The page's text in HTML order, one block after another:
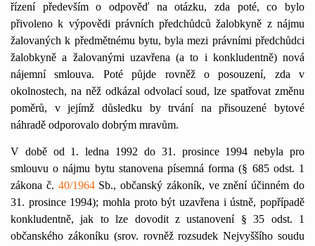
řízení především o odpověď na otázku, zda poté, co bylo
přivoleno k výpovědi právních předchůdců žalobkyně z nájmu
žalovaných k předmětnému bytu, byla mezi právními předchůdci
žalobkyně a žalovanými uzavřena (a to i konkludentně) nová
nájemní smlouva. Poté půjde rovněž o posouzení, zda v
okolnostech, na něž odkázal odvolací soud, lze spatřovat změnu
poměrů, v jejímž důsledku by trvání na přisouzené bytové
náhradě odporovalo dobrým mravům.
V době od 1. ledna 1992 do 31. prosince 1994 nebyla pro
smlouvu o nájmu bytu stanovena písemná forma (§ 685 odst. 1
zákona č. 40/1964Sb., občanský zákoník, ve znění účinném do
31. prosince 1994); mohla proto být uzavřena i ústně, popřípadě
konkludentně, jak to lze dovodit z ustanovení § 35 odst. 1
občanského zákoníku (srov. rovněž rozsudek Nejvyššího soudu